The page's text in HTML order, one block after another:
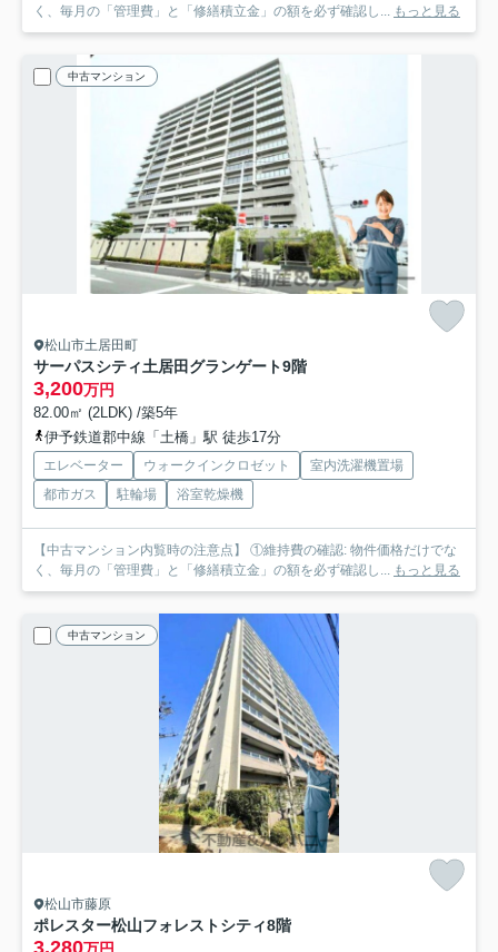
く、毎月の「管理費」と「修繕積立金」の額を必ず確認し... もっと見る
中古マンション
松山市土居田町
サーパスシティ土居田グランゲート9階
3,200万円
82.00㎡ (2LDK) /築5年
伊予鉄道郡中線「土橋」駅 徒歩17分
エレベーター ウォークインクロゼット
室内洗濯機置場
都市ガス
駐輪場 浴室乾燥機
【中古マンション内覧時の注意点】 ①維持費の確認: 物件価格だけでな
く、毎月の「管理費」と「修繕積立金」の額を必ず確認し... もっと見る
中古マンション
松山市藤原
ポレスター松山フォレストシティ8階
3,280